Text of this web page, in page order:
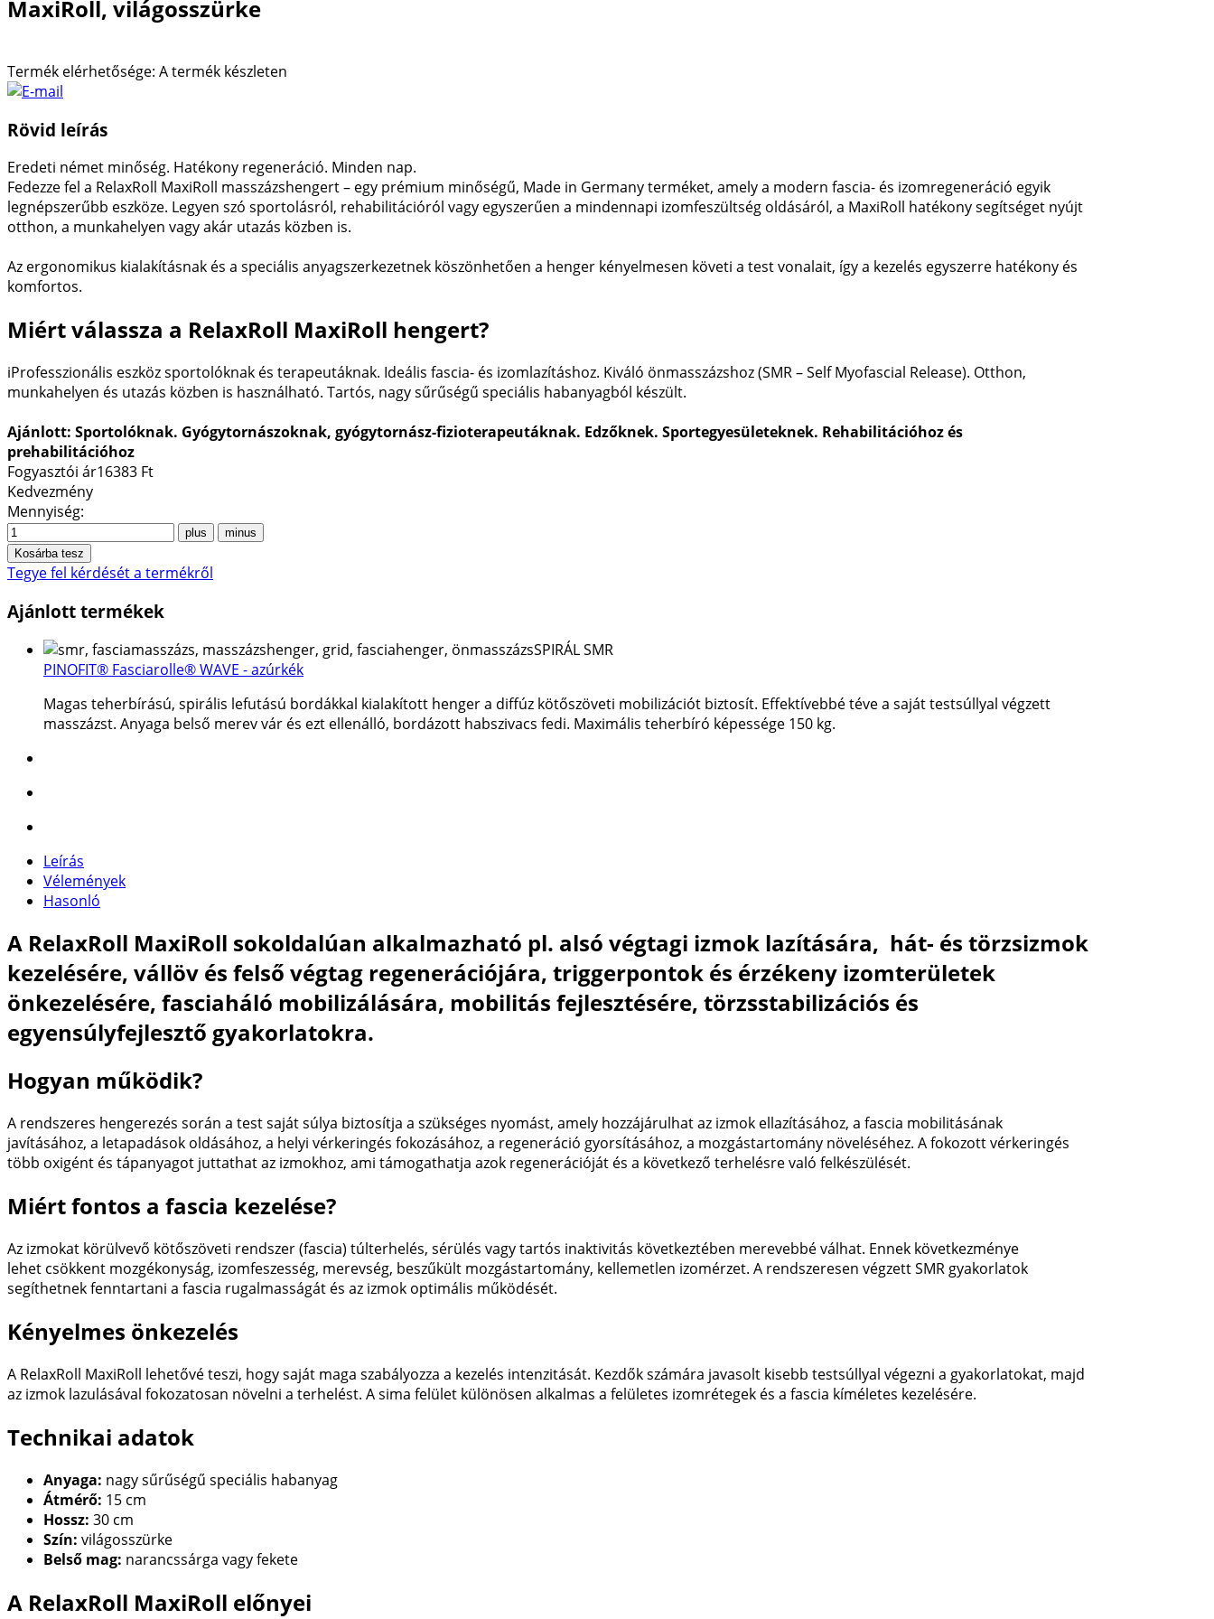
MaxiRoll, világosszürke
Termék elérhetősége: A termék készleten
Rövid leírás
Eredeti német minőség. Hatékony regeneráció. Minden nap.
Fedezze fel a RelaxRoll MaxiRoll masszázshengert – egy prémium minőségű, Made in Germany terméket, amely a modern fascia- és izomregeneráció egyik
legnépszerűbb eszköze. Legyen szó sportolásról, rehabilitációról vagy egyszerűen a mindennapi izomfeszültség oldásáról, a MaxiRoll hatékony segítséget nyújt
otthon, a munkahelyen vagy akár utazás közben is.
Az ergonomikus kialakításnak és a speciális anyagszerkezetnek köszönhetően a henger kényelmesen követi a test vonalait, így a kezelés egyszerre hatékony és
komfortos.
Miért válassza a RelaxRoll MaxiRoll hengert?
iProfesszionális eszköz sportolóknak és terapeutáknak. Ideális fascia- és izomlazításhoz. Kiváló önmasszázshoz (SMR – Self Myofascial Release). Otthon,
munkahelyen és utazás közben is használható. Tartós, nagy sűrűségű speciális habanyagból készült.
Ajánlott: Sportolóknak. Gyógytornászoknak, gyógytornász-fizioterapeutáknak. Edzőknek. Sportegyesületeknek. Rehabilitációhoz és
prehabilitációhoz
Fogyasztói ár16383 Ft
Kedvezmény
Mennyiség:
Tegye fel kérdését a termékről
Ajánlott termékek
SPIRÁL SMR
PINOFIT® Fasciarolle® WAVE - azúrkék
Magas teherbírású, spirális lefutású bordákkal kialakított henger a diffúz kötőszöveti mobilizációt biztosít. Effektívebbé téve a saját testsúllyal végzett
masszázst. Anyaga belső merev vár és ezt ellenálló, bordázott habszivacs fedi. Maximális teherbíró képessége 150 kg.
Leírás
Vélemények
Hasonló
A RelaxRoll MaxiRoll sokoldalúan alkalmazható pl. alsó végtagi izmok lazítására, hát- és törzsizmok
kezelésére, vállöv és felső végtag regenerációjára, triggerpontok és érzékeny izomterületek
önkezelésére, fasciaháló mobilizálására, mobilitás fejlesztésére, törzsstabilizációs és
egyensúlyfejlesztő gyakorlatokra.
Hogyan működik?
A rendszeres hengerezés során a test saját súlya biztosítja a szükséges nyomást, amely hozzájárulhat az izmok ellazításához, a fascia mobilitásának
javításához, a letapadások oldásához, a helyi vérkeringés fokozásához, a regeneráció gyorsításához, a mozgástartomány növeléséhez. A fokozott vérkeringés
több oxigént és tápanyagot juttathat az izmokhoz, ami támogathatja azok regenerációját és a következő terhelésre való felkészülését.
Miért fontos a fascia kezelése?
Az izmokat körülvevő kötőszöveti rendszer (fascia) túlterhelés, sérülés vagy tartós inaktivitás következtében merevebbé válhat. Ennek következménye
lehet csökkent mozgékonyság, izomfeszesség, merevség, beszűkült mozgástartomány, kellemetlen izomérzet. A rendszeresen végzett SMR gyakorlatok
segíthetnek fenntartani a fascia rugalmasságát és az izmok optimális működését.
Kényelmes önkezelés
A RelaxRoll MaxiRoll lehetővé teszi, hogy saját maga szabályozza a kezelés intenzitását. Kezdők számára javasolt kisebb testsúllyal végezni a gyakorlatokat, majd
az izmok lazulásával fokozatosan növelni a terhelést. A sima felület különösen alkalmas a felületes izomrétegek és a fascia kíméletes kezelésére.
Technikai adatok
Anyaga: nagy sűrűségű speciális habanyag
Átmérő: 15 cm
Hossz: 30 cm
Szín: világosszürke
Belső mag: narancssárga vagy fekete
A RelaxRoll MaxiRoll előnyei